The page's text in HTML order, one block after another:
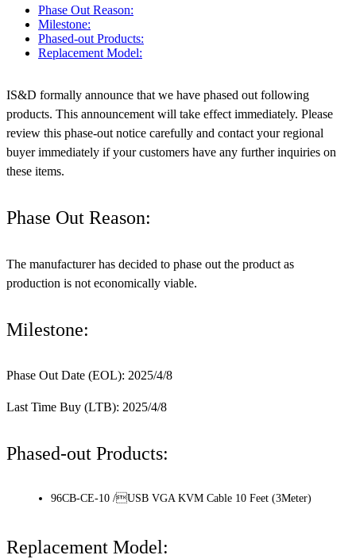
Phase Out Reason:
Milestone:
Phased-out Products:
Replacement Model:
IS&D formally announce that we have phased out following
products. This announcement will take effect immediately. Please
review this phase-out notice carefully and contact your regional
buyer immediately if your customers have any further inquiries on
these items.
Phase Out Reason:
The manufacturer has decided to phase out the product as
production is not economically viable.
Milestone:
Phase Out Date (EOL): 2025/4/8
Last Time Buy (LTB): 2025/4/8
Phased-out Products:
96CB-CE-10 /USB VGA KVM Cable 10 Feet (3Meter)
Replacement Model: